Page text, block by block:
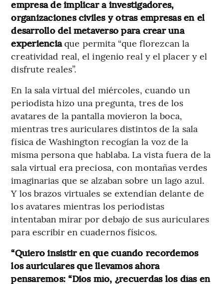
empresa de implicar a investigadores,
organizaciones civiles y otras empresas en el
desarrollo del metaverso para crear una
experienciaque permita “que florezcan la
creatividad real, el ingenio real y el placer y el
disfrute reales”.
En la sala virtual del miércoles, cuando un
periodista hizo una pregunta, tres de los
avatares de la pantalla movieron la boca,
mientras tres auriculares distintos de la sala
física de Washington recogían la voz de la
misma persona que hablaba. La vista fuera de la
sala virtual era preciosa, con montañas verdes
imaginarias que se alzaban sobre un lago azul.
Y los brazos virtuales se extendían delante de
los avatares mientras los periodistas
intentaban mirar por debajo de sus auriculares
para escribir en cuadernos físicos.
“Quiero insistir en que cuando recordemos
los auriculares que llevamos ahora
pensaremos: “Dios mío, ¿recuerdas los días en